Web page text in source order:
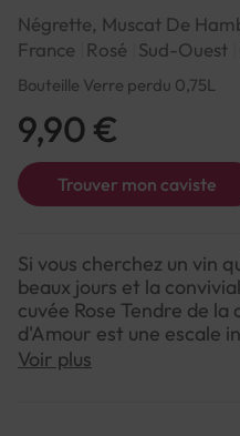
Négrette, Muscat De
France
Rosé Sud-Ouest
Bouteille Verre perdu 0,75L
Trouver mon caviste
9,90 €
Si vous cherchez un vin
beaux jours et la
cuvée Rose Tendre de
d'Amour est une escale
les producteurs du
Voir plus